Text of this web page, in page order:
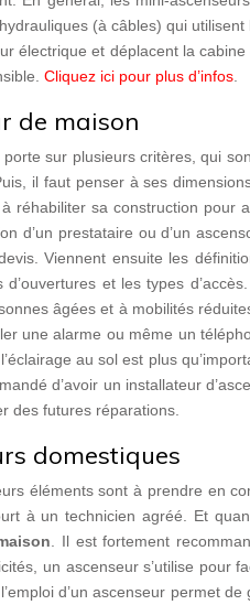
(à câbles) qui
électrique et déplacent la
Cliquez ici pour plus d’infos
de maison
porte sur plusieurs critères, qui
il faut penser à ses
réhabiliter sa construction pour
d’un prestataire ou d’un
Viennent ensuite les
et les types
âgées et à mobilités
une alarme ou même un
au sol est plus
d’avoir un installateur
des futures réparations.
domestiques
éléments sont à prendre en
à un technicien agréé. Et
. Il est fortement
un ascenseur s’utilise pour
d’un ascenseur permet